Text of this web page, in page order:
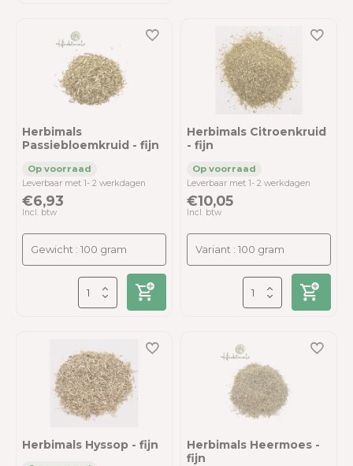
Herbimals
Passiebloemkruid - fijn
Leverbaar met 1- 2 werkdagen
€6,93
Incl. btw
Herbimals Citroenkruid
- fijn
Leverbaar met 1- 2 werkdagen
€10,05
Incl. btw
Herbimals Hyssop - fijn
Herbimals Heermoes -
fijn